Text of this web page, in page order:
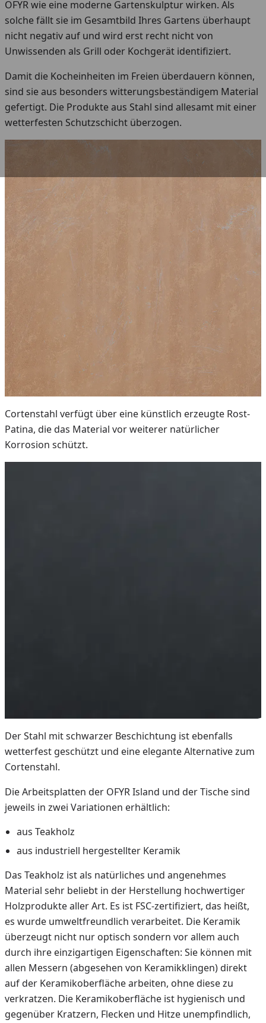
OFYR wie eine moderne Gartenskulptur wirken. Als
solche fällt sie im Gesamtbild Ihres Gartens überhaupt
nicht negativ auf und wird erst recht nicht von
Unwissenden als Grill oder Kochgerät identifiziert.
Damit die Kocheinheiten im Freien überdauern können,
sind sie aus besonders witterungsbeständigem Material
gefertigt. Die Produkte aus Stahl sind allesamt mit einer
wetterfesten Schutzschicht überzogen.
Cortenstahl verfügt über eine künstlich erzeugte Rost-
Patina, die das Material vor weiterer natürlicher
Korrosion schützt.
Der Stahl mit schwarzer Beschichtung ist ebenfalls
wetterfest geschützt und eine elegante Alternative zum
Cortenstahl.
Die Arbeitsplatten der OFYR Island und der Tische sind
jeweils in zwei Variationen erhältlich:
aus Teakholz
aus industriell hergestellter Keramik
Das Teakholz ist als natürliches und angenehmes
Material sehr beliebt in der Herstellung hochwertiger
Holzprodukte aller Art. Es ist FSC-zertifiziert, das heißt,
es wurde umweltfreundlich verarbeitet. Die Keramik
überzeugt nicht nur optisch sondern vor allem auch
durch ihre einzigartigen Eigenschaften: Sie können mit
allen Messern (abgesehen von Keramikklingen) direkt
auf der Keramikoberfläche arbeiten, ohne diese zu
verkratzen. Die Keramikoberfläche ist hygienisch und
gegenüber Kratzern, Flecken und Hitze unempfindlich,